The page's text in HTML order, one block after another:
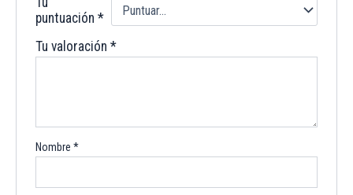
puntuación*
Tu valoración*
Nombre*